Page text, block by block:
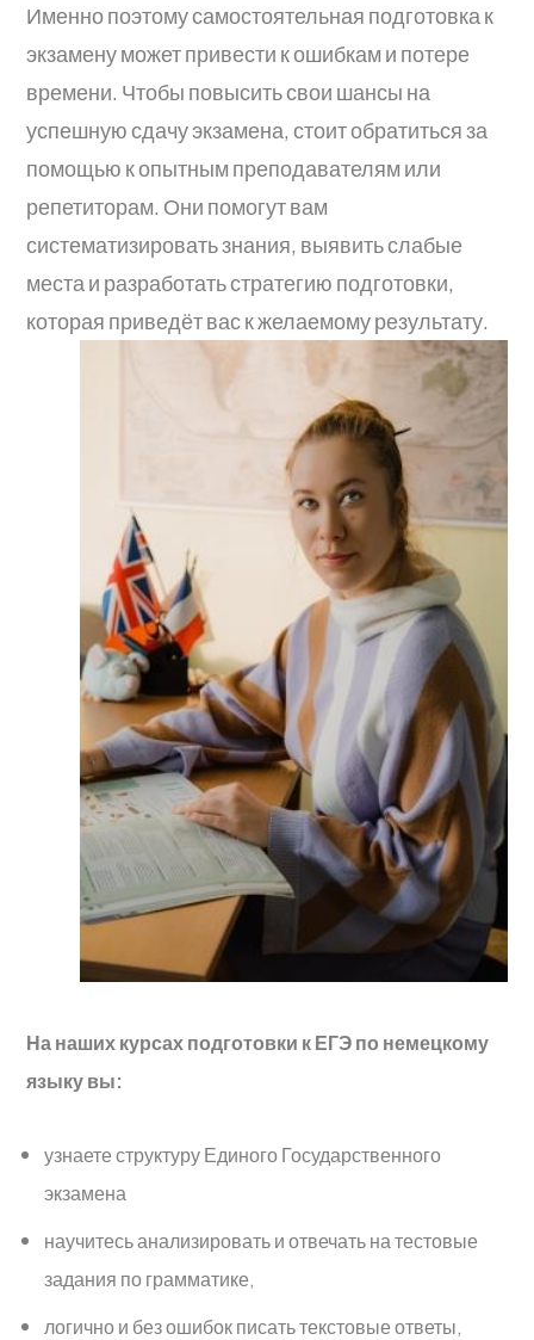
Именно поэтому самостоятельная подготовка к
экзамену может привести к ошибкам и потере
времени. Чтобы повысить свои шансы на
успешную сдачу экзамена, стоит обратиться за
помощью к опытным преподавателям или
репетиторам. Они помогут вам
систематизировать знания, выявить слабые
места и разработать стратегию подготовки,
которая приведёт вас к желаемому результату.
На наших курсах подготовки к ЕГЭ по немецкому
языку вы:
узнаете структуру Единого Государственного
экзамена
научитесь анализировать и отвечать на тестовые
задания по грамматике,
логично и без ошибок писать текстовые ответы,